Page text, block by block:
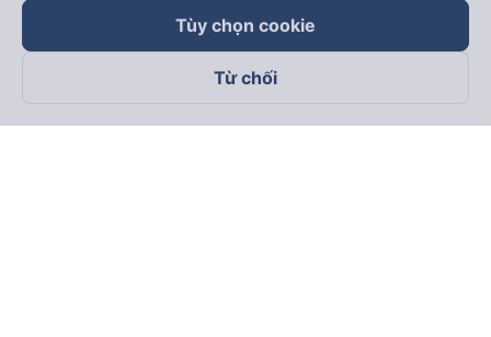
Theo dõi chúng tôi trên
Tùy chọn cookie
Từ chối